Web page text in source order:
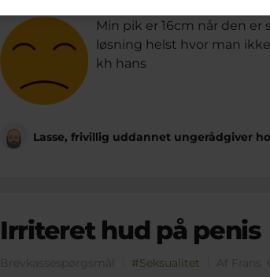
Min pik er 16cm når den
løsning helst hvor man
kh hans
Lasse, frivillig uddannet ungerådgiver
Irriteret hud på penis
Brevkassespørgsmål #Seksualitet Af Frans